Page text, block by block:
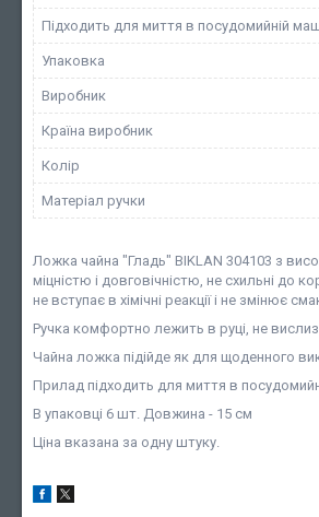
Підходить для миття в посудомийній
Упаковка
Виробник
Країна виробник
Колір
Матеріал ручки
Ложка чайна "Гладь" BIKLAN 304103 з
міцністю і довговічністю, не схильні до
не вступає в хімічні реакції і не змінює
Ручка комфортно лежить в руці, не
Чайна ложка підійде як для щоденного
Прилад підходить для миття в
В упаковці 6 шт. Довжина - 15 см
Ціна вказана за одну штуку.